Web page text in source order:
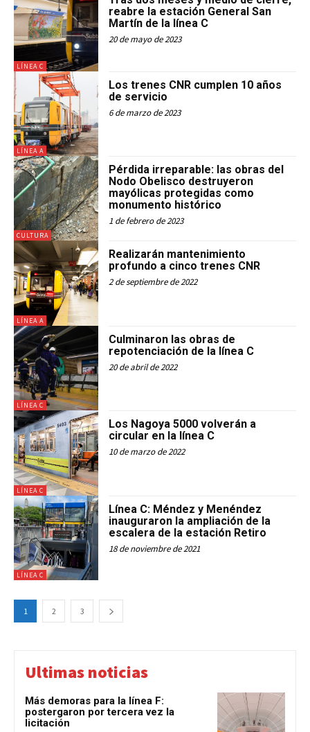
LÍNEA C
reabre la estación General San
Martín de la línea C
20 de mayo de 2023
LÍNEA A
Los trenes CNR cumplen 10 años
de servicio
6 de marzo de 2023
CULTURA
Pérdida irreparable: las obras del
Nodo Obelisco destruyeron
mayólicas protegidas como
monumento histórico
1 de febrero de 2023
LÍNEA A
Realizarán mantenimiento
profundo a cinco trenes CNR
2 de septiembre de 2022
LÍNEA C
Culminaron las obras de
repotenciación de la línea C
20 de abril de 2022
LÍNEA C
Los Nagoya 5000 volverán a
circular en la línea C
10 de marzo de 2022
LÍNEA C
Línea C: Méndez y Menéndez
inauguraron la ampliación de la
escalera de la estación Retiro
18 de noviembre de 2021
1 2 3
Ultimas noticias
Más demoras para la línea F:
postergaron por tercera vez la
licitación